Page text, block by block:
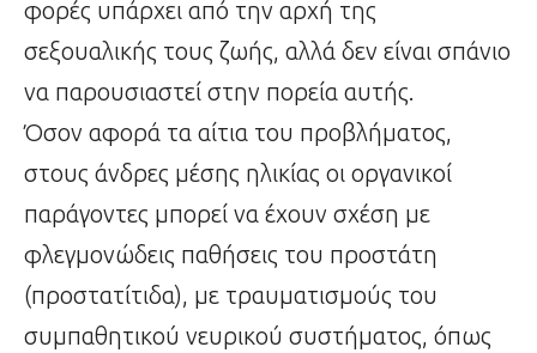
φορές υπάρχει από την αρχή της
σεξουαλικής τους ζωής, αλλά δεν είναι σπάνιο
να παρουσιαστεί στην πορεία αυτής.
Όσον αφορά τα αίτια του προβλήματος,
στους άνδρες μέσης ηλικίας οι οργανικοί
παράγοντες μπορεί να έχουν σχέση με
φλεγμονώδεις παθήσεις του προστάτη
(προστατίτιδα), με τραυματισμούς του
συμπαθητικού νευρικού συστήματος, όπως